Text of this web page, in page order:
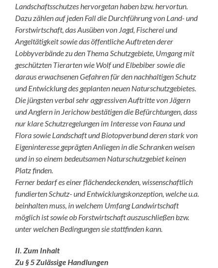
Landschaftsschutzes hervorgetan haben bzw. hervortun.
Dazu zählen auf jeden Fall die Durchführung von Land- und
Forstwirtschaft, das Ausüben von Jagd, Fischerei und
Angeltätigkeit sowie das öffentliche Auftreten derer
Lobbyverbände zu den Thema Schutzgebiete, Umgang mit
geschützten Tierarten wie Wolf und Elbebiber sowie die
daraus erwachsenen Gefahren für den nachhaltigen Schutz
und Entwicklung des geplanten neuen Naturschutzgebietes.
Die jüngsten verbal sehr aggressiven Auftritte von Jägern
und Anglern in Jerichow bestätigen die Befürchtungen, dass
nur klare Schutzregelungen im Interesse von Fauna und
Flora sowie Landschaft und Biotopverbund deren stark von
Eigeninteresse geprägten Anliegen in die Schranken weisen
und in so einem bedeutsamen Naturschutzgebiet keinen
Platz finden.
Ferner bedarf es einer flächendeckenden, wissenschaftlich
fundierten Schutz- und Entwicklungskonzeption, welche u.a.
beinhalten muss, in welchem Umfang Landwirtschaft
möglich ist sowie ob Forstwirtschaft auszuschließen bzw.
unter welchen Bedingungen sie stattfinden kann.
II. Zum Inhalt
Zu § 5 Zulässige Handlungen